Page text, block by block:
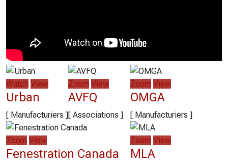
Watch View
Urban
[ Manufacturiers ]
Zoom View
AVFQ
[ Associations ]
Zoom View
OMGA
[ Manufacturiers ]
Zoom View
Fenestration Canada
Zoom View
MLA